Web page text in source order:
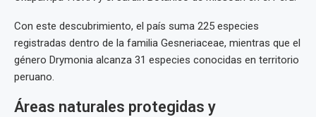
Con este descubrimiento, el país suma 225 especies
registradas dentro de la familia Gesneriaceae, mientras que el
género Drymonia alcanza 31 especies conocidas en territorio
peruano.
Áreas naturales protegidas y